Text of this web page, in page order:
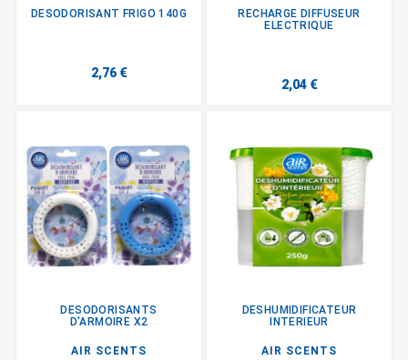
DESODORISANT FRIGO 140G
2,76 €
RECHARGE DIFFUSEUR
ELECTRIQUE
2,04 €
DESODORISANTS
D'ARMOIRE X2
AIR SCENTS
DESHUMIDIFICATEUR
INTERIEUR
AIR SCENTS